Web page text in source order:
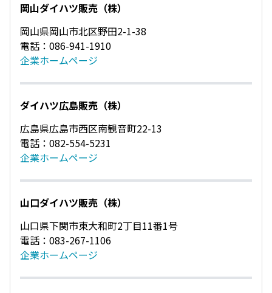
岡山ダイハツ販売（株）
岡山県岡山市北区野田2-1-38
電話：086-941-1910
企業ホームページ
ダイハツ広島販売（株）
広島県広島市西区南観音町22-13
電話：082-554-5231
企業ホームページ
山口ダイハツ販売（株）
山口県下関市東大和町2丁目11番1号
電話：083-267-1106
企業ホームページ